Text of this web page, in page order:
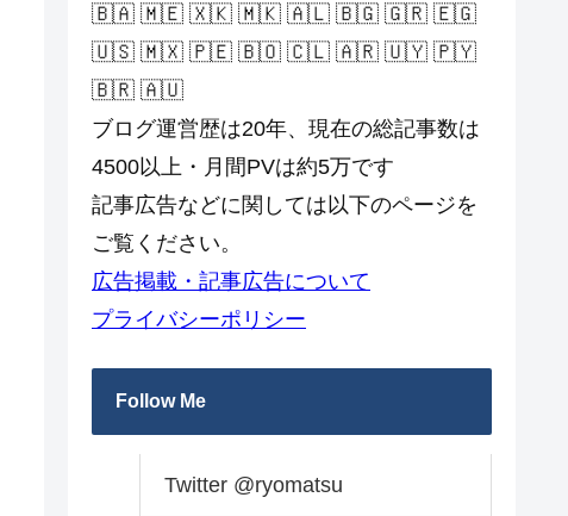
🇧🇦 🇲🇪 🇽🇰 🇲🇰 🇦🇱 🇧🇬 🇬🇷 🇪🇬
🇺🇸 🇲🇽 🇵🇪 🇧🇴 🇨🇱 🇦🇷 🇺🇾 🇵🇾
🇧🇷 🇦🇺
ブログ運営歴は20年、現在の総記事数は
4500以上・月間PVは約5万です
記事広告などに関しては以下のページを
ご覧ください。
広告掲載・記事広告について
プライバシーポリシー
Follow Me
Twitter @ryomatsu